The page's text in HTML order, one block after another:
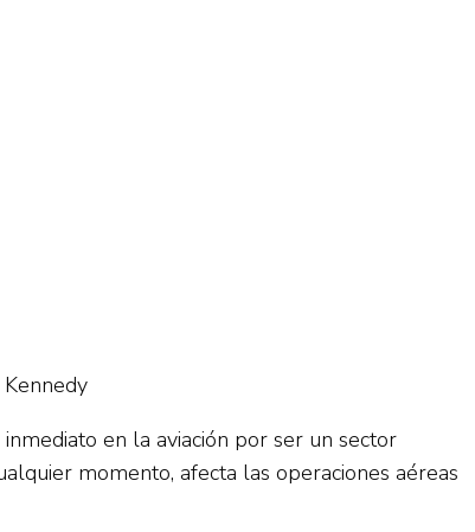
en la aviación por ser un sector
momento, afecta las operaciones aéreas